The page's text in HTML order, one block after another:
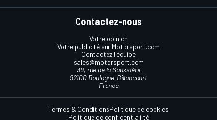
Contactez-nous
Votre opinion
Votre publicité sur Motorsport.com
Contactez l'équipe
sales@motorsport.com
39, rue de la Saussière
92100 Boulogne-Billancourt
France
Termes & ConditionsPolitique de cookies
Politique de confidentialilté